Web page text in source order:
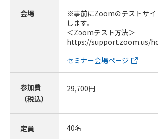
会場
※事前にZoomのテストサイ
します。
＜Zoomテスト方法＞
https://support.zoom.us/
セミナー会場ページ
参加費
（税込）
29,700円
定員 40名